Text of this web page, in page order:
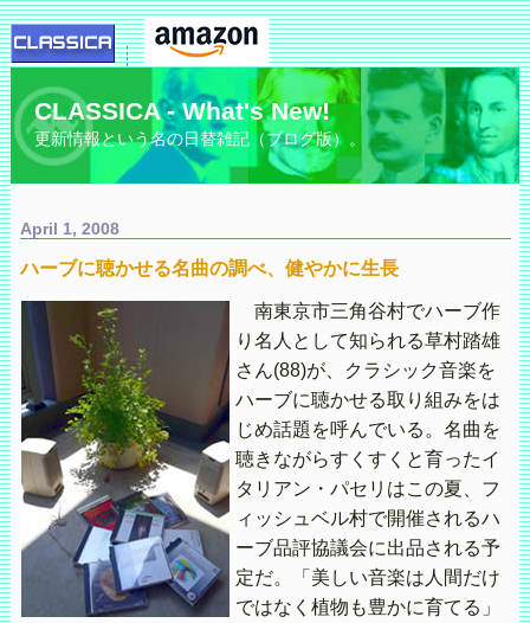
CLASSICA - What's New!
更新情報という名の日替雑記（ブログ版）。
April 1, 2008
ハーブに聴かせる名曲の調べ、健やかに生長
南東京市三角谷村でハーブ作
り名人として知られる草村踏雄
さん(88)が、クラシック音楽を
ハーブに聴かせる取り組みをは
じめ話題を呼んでいる。名曲を
聴きながらすくすくと育ったイ
タリアン・パセリはこの夏、フ
ィッシュベル村で開催されるハ
ーブ品評協議会に出品される予
定だ。「美しい音楽は人間だけ
ではなく植物も豊かに育てる」